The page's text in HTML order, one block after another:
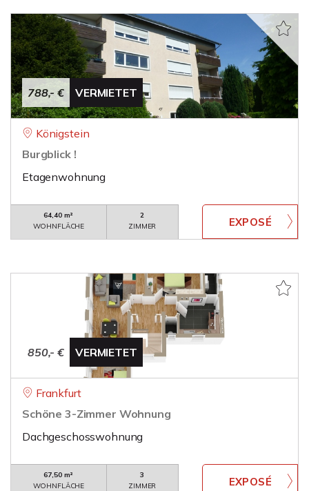
788,- € VERMIETET
Königstein
Burgblick !
Etagenwohnung
64,40 m²
WOHNFLÄCHE
2
ZIMMER
850,- € VERMIETET
Frankfurt
Schöne 3-Zimmer Wohnung
Dachgeschosswohnung
67,50 m²
WOHNFLÄCHE
3
ZIMMER